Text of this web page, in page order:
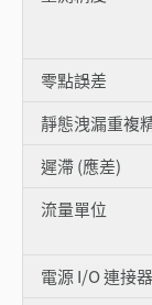
零點誤差
靜態洩漏重複
遲滯 (應差)
流量單位
電源 I/O 連接器